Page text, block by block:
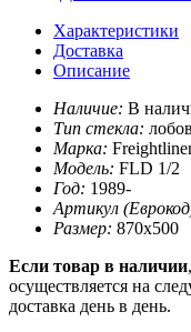
Характеристики
Доставка
Описание
Наличие: В
Тип стекла:
Марка:
Модель: FLD 1/2
Год: 1989-
Артикул
Размер: 870х500
Если товар в наличии
осуществляется на
доставка день в день.